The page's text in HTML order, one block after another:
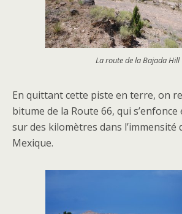
La route de la Bajada Hill
En quittant cette piste en terre, on
bitume de la Route 66, qui
sur des kilomètres dans l’immensité
Mexique.